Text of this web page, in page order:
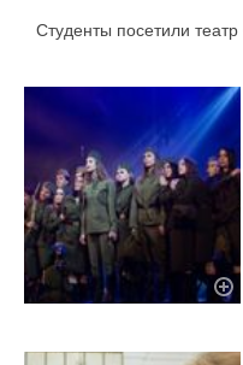
Студенты посетили